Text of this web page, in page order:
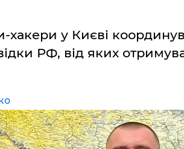
хакери у Києві
РФ, від яких